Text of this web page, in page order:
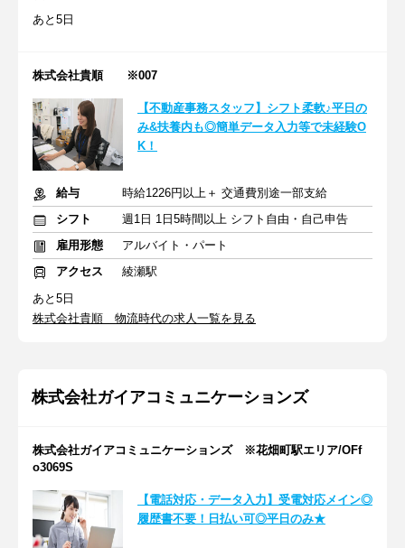
あと5日
株式会社貴順 ※007
【不動産事務スタッフ】シフト柔軟♪平日の
み&扶養内も◎簡単データ入力等で未経験O
K！
給与
時給1226円以上＋ 交通費別途一部支給
シフト
週1日 1日5時間以上 シフト自由・自己申告
雇用形態
アルバイト・パート
アクセス
綾瀬駅
あと5日
株式会社貴順 物流時代の求人一覧を見る
株式会社ガイアコミュニケーションズ
株式会社ガイアコミュニケーションズ ※花畑町駅エリア/OFf
o3069S
【電話対応・データ入力】受電対応メイン◎
履歴書不要！日払い可◎平日のみ★